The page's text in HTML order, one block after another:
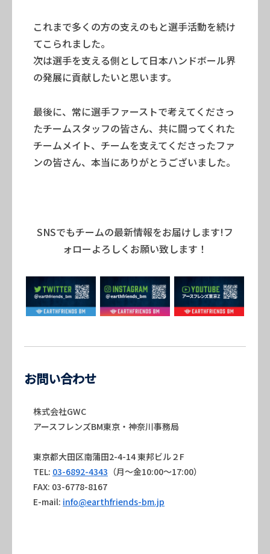
これまで多くの方の支えのもと選手活動を続け
てこられました。
次は選手を支える側として日本ハンドボール界
の発展に貢献したいと思います。
最後に、常に選手ファーストで考えてくださっ
たチームスタッフの皆さん、共に闘ってくれた
チームメイト、チームを支えてくださったファ
ンの皆さん、本当にありがとうございました。
SNSでもチームの最新情報をお届けします!フ
ォローよろしくお願い致します！
お問い合わせ
株式会社GWC
アースフレンズBM東京・神奈川事務局
東京都大田区南蒲田2-4-14 東邦ビル２F
TEL: 03-6892-4343 （月～金10:00～17:00）
FAX: 03-6778-8167
E-mail: info@earthfriends-bm.jp